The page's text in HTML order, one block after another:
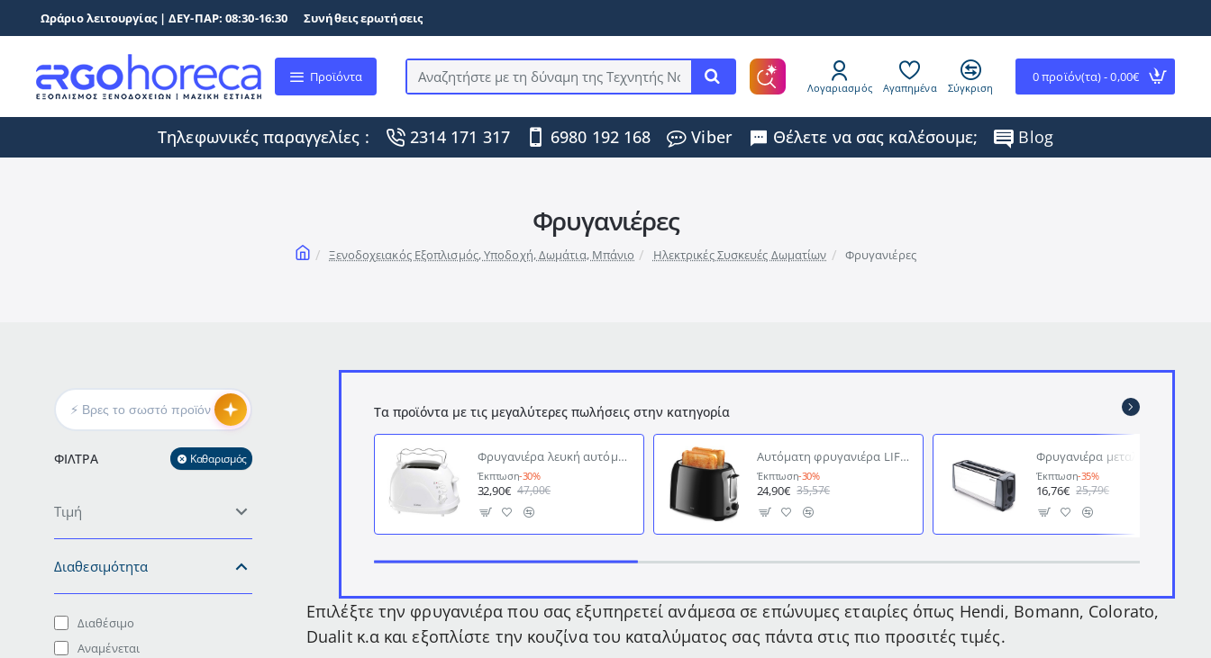
Ωράριο λειτουργίας | ΔΕΥ-ΠΑΡ: 08:30-16:30 Συνήθεις ερωτήσεις
Προϊόντα
Αναζητήστε
τη
δύναμη
της
Λογαριασμός Αγαπημένα Σύγκριση
0 προϊόν(τα) - 0,00€
Τηλεφωνικές παραγγελίες : 2314 171 317 6980 192 168 Viber Θέλετε να σας καλέσουμε; Blog
Φρυγανιέρες
homeΞενοδοχειακός Εξοπλισμός, Υποδοχή, Δωμάτια, Μπάνιο Ηλεκτρικές Συσκευές Δωματίων Φρυγανιέρες
ΦΊΛΤΡΑ Καθαρισμός
Τιμή
Διαθεσιμότητα
Διαθέσιμο
Αναμένεται
Τα προϊόντα με τις μεγαλύτερες πωλήσεις στην κατηγορία
Φρυγανιέρα λευκή αυτόματη ιδανική για οικιακή χρήση με 3 πλήκτρα επιλογής λειτουργίας TA 246 CB BOMANN
Έκπτωση-30%
32,90€ 47,00€
Αυτόματη φρυγανιέρα LIFE CRISPY BLACK 750W με 3 πλήκτρα ελέγχου για απόψυξη, αναθέρμανση & διακοπή
Έκπτωση-30%
24,90€ 35,57€
Έκπτωση-35%
16,76€ 25,79€
Επιλέξτε την φρυγανιέρα που σας εξυπηρετεί ανάμεσα σε επώνυμες εταιρίες όπως Hendi, Bomann, Colorato,
Dualit κ.α και εξοπλίστε την κουζίνα του καταλύματος σας πάντα στις πιο προσιτές τιμές.